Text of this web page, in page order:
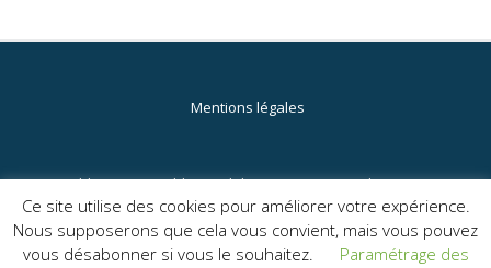
Mentions légales
(c) Etablissement Public Local d'Enseignement et de Formation
Professionnelle Agricole de La Côte Saint-André & de La Tour du Pin
Ce site utilise des cookies pour améliorer votre expérience.
Nous supposerons que cela vous convient, mais vous pouvez
vous désabonner si vous le souhaitez.
Paramétrage des